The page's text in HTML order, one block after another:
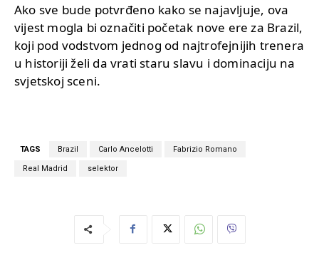
Ako sve bude potvrđeno kako se najavljuje, ova
vijest mogla bi označiti početak nove ere za Brazil,
koji pod vodstvom jednog od najtrofejnijih trenera
u historiji želi da vrati staru slavu i dominaciju na
svjetskoj sceni.
TAGS Brazil Carlo Ancelotti Fabrizio Romano
Real Madrid selektor